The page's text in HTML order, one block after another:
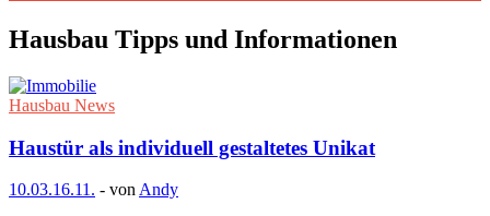
Hausbau Tipps und Informationen
Hausbau News
Haustür als individuell gestaltetes Unikat
10.03.16.11. - von Andy